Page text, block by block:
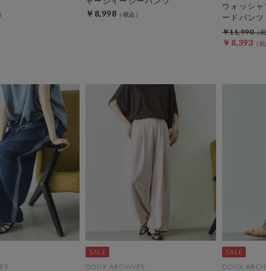
￥8,998
ウォッシ
ードパンツ
￥8,393
￥11,990
DOUX ARCHIVES DOUX